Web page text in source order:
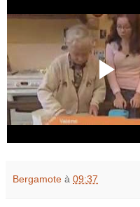
Bergamote à 09:37